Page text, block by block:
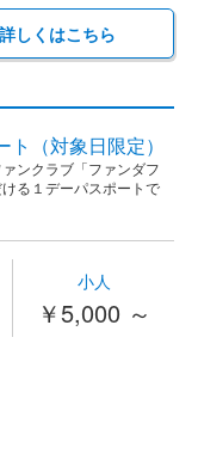
詳しくはこちら
（対象日限定）
ンクラブ「ファンダフ
る１デーパスポートで
小人
￥5,000 ～